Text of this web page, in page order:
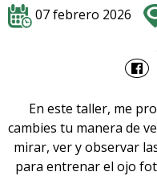
07 febrero 2026
En este taller, me
cambies tu manera de
mirar, ver y observar
para entrenar el ojo